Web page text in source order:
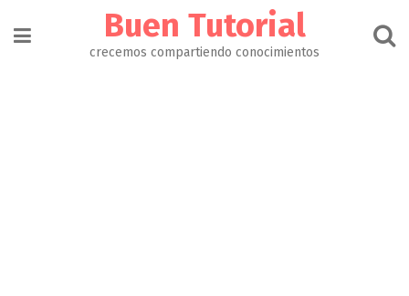
Buen Tutorial
crecemos compartiendo conocimientos